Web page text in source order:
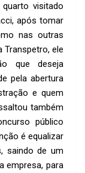
visitado
após tomar
nas outras
Transpetro, ele
que deseja
pela abertura
e quem
também
público
é equalizar
saindo de um
empresa, para